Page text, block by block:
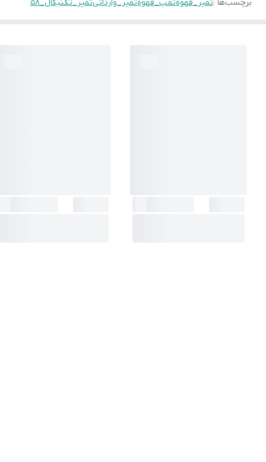
برچسب‌ها :تمپر_قهوهتمپ_قهوهتمپر_وارداتیتمپر_تکنیکال_۵۸